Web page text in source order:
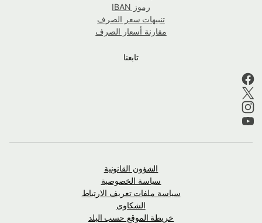
رموز IBAN
تنبيهات سعر الصرف
مقارنة أسعار الصرف
تابعنا
الشؤون القانونية
سياسة الخصوصية
سياسة ملفات تعريف الارتباط
الشكاوى
خريطة الموقع حسب البلد